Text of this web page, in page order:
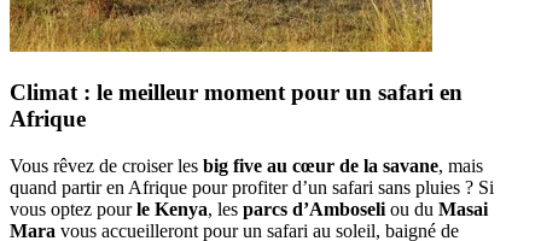
Climat : le meilleur moment pour un safari en
Afrique
Vous rêvez de croiser les big five au cœur de la savane, mais
quand partir en Afrique pour profiter d’un safari sans pluies ? Si
vous optez pourle Kenya, les parcs d’Amboseli ou du Masai
Mara vous accueilleront pour un safari au soleil, baigné de